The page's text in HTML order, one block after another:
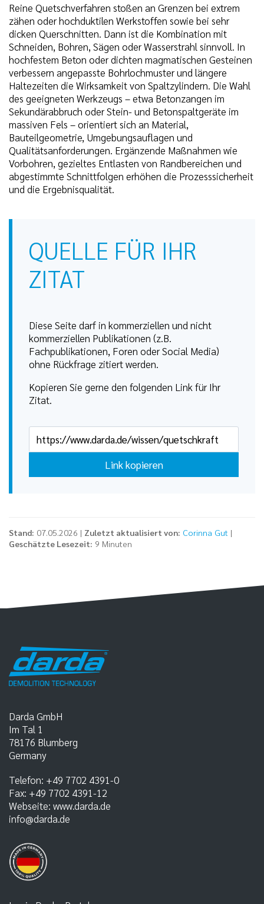
Reine Quetschverfahren stoßen an Grenzen bei extrem
zähen oder hochduktilen Werkstoffen sowie bei sehr
dicken Querschnitten. Dann ist die Kombination mit
Schneiden, Bohren, Sägen oder Wasserstrahl sinnvoll. In
hochfestem Beton oder dichten magmatischen Gesteinen
verbessern angepasste Bohrlochmuster und längere
Haltezeiten die Wirksamkeit von Spaltzylindern. Die Wahl
des geeigneten Werkzeugs – etwa Betonzangen im
Sekundärabbruch oder Stein- und Betonspaltgeräte im
massiven Fels – orientiert sich an Material,
Bauteilgeometrie, Umgebungsauflagen und
Qualitätsanforderungen. Ergänzende Maßnahmen wie
Vorbohren, gezieltes Entlasten von Randbereichen und
abgestimmte Schnittfolgen erhöhen die Prozesssicherheit
und die Ergebnisqualität.
QUELLE FÜR IHR
ZITAT
Diese Seite darf in kommerziellen und nicht
kommerziellen Publikationen (z.B.
Fachpublikationen, Foren oder Social Media)
ohne Rückfrage zitiert werden.
Kopieren Sie gerne den folgenden Link für Ihr
Zitat.
Link kopieren
Stand: 07.05.2026 | Zuletzt aktualisiert von: Corinna Gut |
Geschätzte Lesezeit: 9 Minuten
Darda GmbH
Im Tal 1
78176 Blumberg
Germany
Telefon: +49 7702 4391-0
Fax: +49 7702 4391-12
Webseite: www.darda.de
info@darda.de